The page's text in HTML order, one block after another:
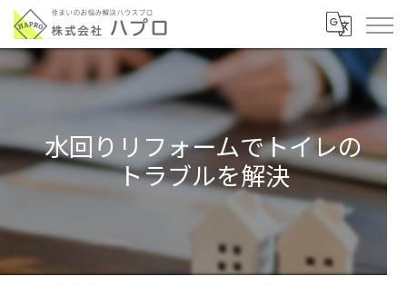
水回りリフォームでトイレの
トラブルを解決